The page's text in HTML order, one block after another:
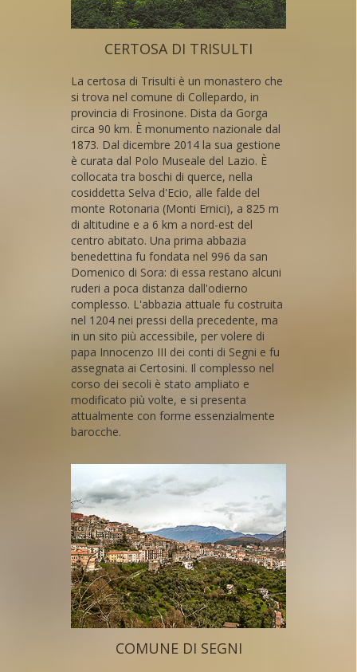
CERTOSA DI TRISULTI
La certosa di Trisulti è un monastero che
si trova nel comune di Collepardo, in
provincia di Frosinone. Dista da Gorga
circa 90 km. È monumento nazionale dal
1873. Dal dicembre 2014 la sua gestione
è curata dal Polo Museale del Lazio. È
collocata tra boschi di querce, nella
cosiddetta Selva d'Ecio, alle falde del
monte Rotonaria (Monti Ernici), a 825 m
di altitudine e a 6 km a nord-est del
centro abitato. Una prima abbazia
benedettina fu fondata nel 996 da san
Domenico di Sora: di essa restano alcuni
ruderi a poca distanza dall'odierno
complesso. L'abbazia attuale fu costruita
nel 1204 nei pressi della precedente, ma
in un sito più accessibile, per volere di
papa Innocenzo III dei conti di Segni e fu
assegnata ai Certosini. Il complesso nel
corso dei secoli è stato ampliato e
modificato più volte, e si presenta
attualmente con forme essenzialmente
barocche.
COMUNE DI SEGNI